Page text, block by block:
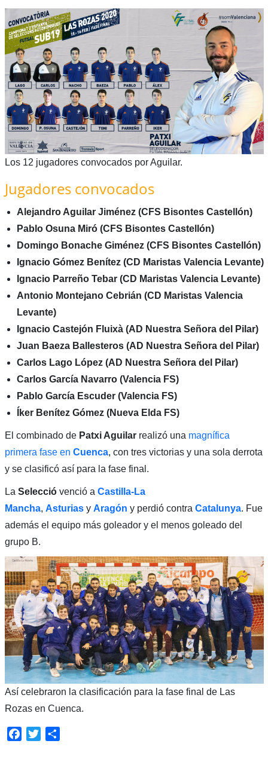
Los 12 jugadores convocados por Aguilar.
Jugadores convocados
Alejandro Aguilar Jiménez (CFS Bisontes Castellón)
Pablo Osuna Miró (CFS Bisontes Castellón)
Domingo Bonache Giménez (CFS Bisontes Castellón)
Ignacio Gómez Benítez (CD Maristas Valencia Levante)
Ignacio Parreño Tebar (CD Maristas Valencia Levante)
Antonio Montejano Cebrián (CD Maristas Valencia
Levante)
Ignacio Castejón Fluixà (AD Nuestra Señora del Pilar)
Juan Baeza Ballesteros (AD Nuestra Señora del Pilar)
Carlos Lago López (AD Nuestra Señora del Pilar)
Carlos García Navarro (Valencia FS)
Pablo García Escuder (Valencia FS)
Íker Benítez Gómez (Nueva Elda FS)
El combinado de Patxi Aguilarrealizó una magnífica
primera fase en Cuenca, con tres victorias y una sola derrota
y se clasificó así para la fase final.
La Seleccióvenció a Castilla-La
Mancha, Asturiasy Aragón y perdió contra Catalunya. Fue
además el equipo más goleador y el menos goleado del
grupo B.
Así celebraron la clasificación para la fase final de Las
Rozas en Cuenca.
Facebook
Twitter